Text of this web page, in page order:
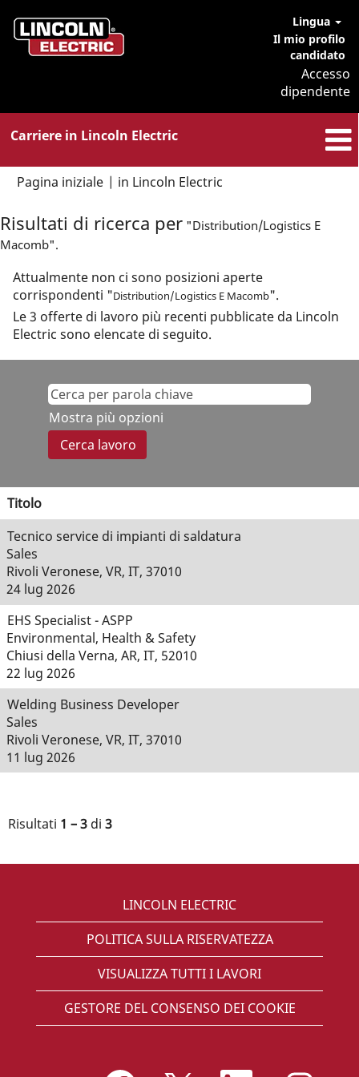
Lingua
Il mio profilo
candidato
Accesso
dipendente
Carriere in Lincoln Electric
Pagina iniziale | in Lincoln Electric
Risultati di ricerca per "Distribution/Logistics E
Macomb".
Attualmente non ci sono posizioni aperte
corrispondenti "Distribution/Logistics E Macomb".
Le 3 offerte di lavoro più recenti pubblicate da Lincoln
Electric sono elencate di seguito.
Mostra più opzioni
Titolo
Tecnico service di impianti di saldatura
Sales
Rivoli Veronese, VR, IT, 37010
24 lug 2026
EHS Specialist - ASPP
Environmental, Health & Safety
Chiusi della Verna, AR, IT, 52010
22 lug 2026
Welding Business Developer
Sales
Rivoli Veronese, VR, IT, 37010
11 lug 2026
Risultati 1 – 3 di 3
LINCOLN ELECTRIC
POLITICA SULLA RISERVATEZZA
VISUALIZZA TUTTI I LAVORI
GESTORE DEL CONSENSO DEI COOKIE
S S